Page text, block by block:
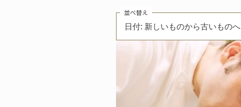
日付: 新しいものから古いものへ
並べ替え